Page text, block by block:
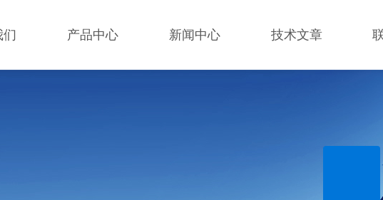
们 产品中心 新闻中心 技术文章